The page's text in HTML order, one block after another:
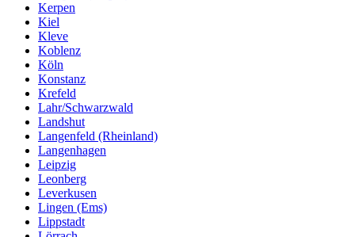
Kerpen
Kiel
Kleve
Koblenz
Köln
Konstanz
Krefeld
Lahr/Schwarzwald
Landshut
Langenfeld (Rheinland)
Langenhagen
Leipzig
Leonberg
Leverkusen
Lingen (Ems)
Lippstadt